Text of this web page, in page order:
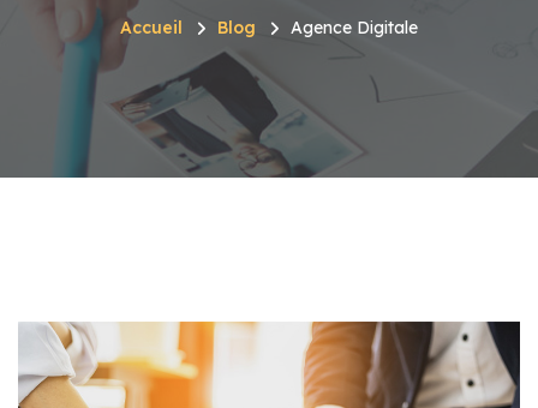
Accueil Blog Agence Digitale